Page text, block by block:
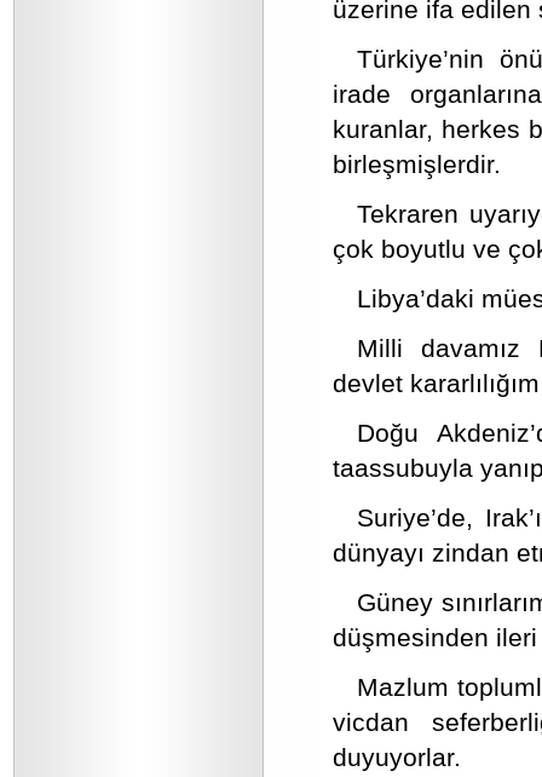
üzerine ifa edilen
Türkiye’nin
irade
kuranlar, herkes
birleşmişlerdir.
Tekraren
çok boyutlu ve
Libya’daki
Milli davamız
devlet
Doğu
taassubuyla
Suriye’de,
dünyayı zindan
Güney
düşmesinden
Mazlum
vicdan
duyuyorlar.